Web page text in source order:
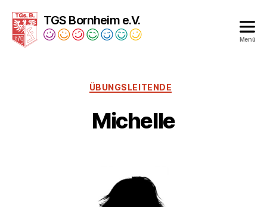
TGS Bornheim e.V.
Menü
ÜBUNGSLEITENDE
Michelle